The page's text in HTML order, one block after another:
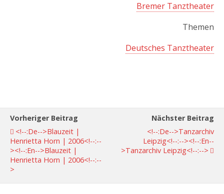
Bremer Tanztheater
Themen
Deutsches Tanztheater
Vorheriger Beitrag
<!--:de-->Blauzeit |
Henrietta Horn | 2006<!--:--
><!--:en-->Blauzeit |
Henrietta Horn | 2006<!--:--
>
Nächster Beitrag
<!--:de-->Tanzarchiv
Leipzig<!--:--><!--:en--
>Tanzarchiv Leipzig<!--:-->